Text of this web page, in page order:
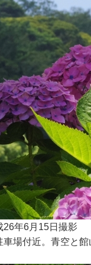
26年6月15日撮影
車場付近。青空と館